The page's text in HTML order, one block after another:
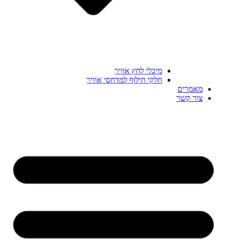
מיכלי לחץ אוויר
חלקי חילוף למדחסי אוויר
מאמרים
צור קשר